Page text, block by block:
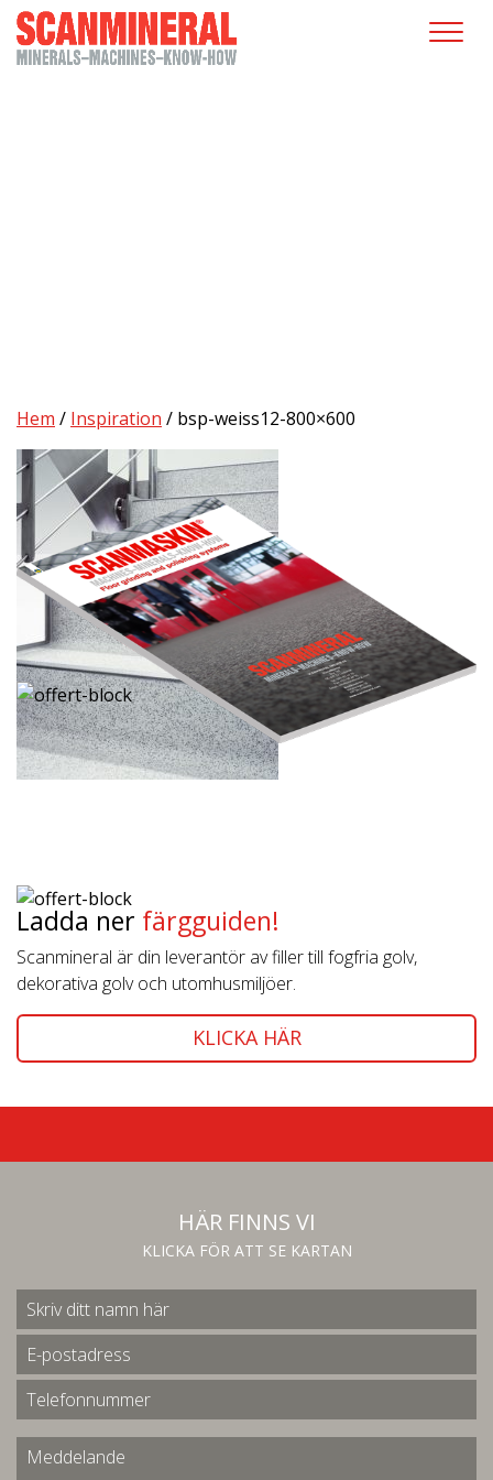
Hem / Inspiration / bsp-weiss12-800×600
Ladda ner färgguiden!
Scanmineral är din leverantör av filler till fogfria golv,
dekorativa golv och utomhusmiljöer.
KLICKA HÄR
HÄR FINNS VI
KLICKA FÖR ATT SE KARTAN